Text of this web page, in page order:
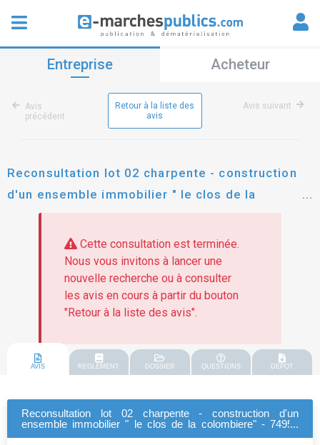
Entreprise Acheteur
Avis
précédent
Retour à la liste des
avis
Avis suivant
Reconsultation lot 02 charpente - construction
d'un ensemble immobilier " le clos de la
colombiere" - 74950 scionzier " comportant 30
logements (24 logements locatifs sociaux et 6
Cette consultation est terminée.
Nous vous invitons à lancer une
nouvelle recherche ou à consulter
les avis en cours à partir du bouton
"Retour à la liste des avis".
AVIS REGLEMENT DOSSIER QUESTIONS DEPOT
Reconsultation lot 02 charpente - construction d'un
ensemble immobilier " le clos de la colombiere" - 74950